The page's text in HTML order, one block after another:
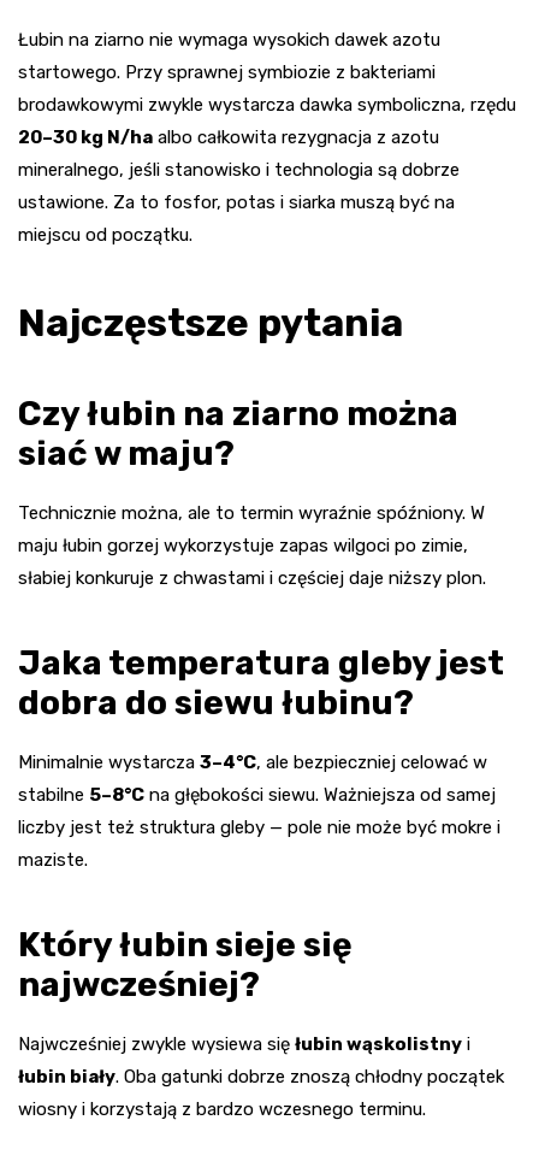
Łubin na ziarno nie wymaga wysokich dawek azotu
startowego. Przy sprawnej symbiozie z bakteriami
brodawkowymi zwykle wystarcza dawka symboliczna, rzędu
20–30 kg N/ha albo całkowita rezygnacja z azotu
mineralnego, jeśli stanowisko i technologia są dobrze
ustawione. Za to fosfor, potas i siarka muszą być na
miejscu od początku.
Najczęstsze pytania
Czy łubin na ziarno można
siać w maju?
Technicznie można, ale to termin wyraźnie spóźniony. W
maju łubin gorzej wykorzystuje zapas wilgoci po zimie,
słabiej konkuruje z chwastami i częściej daje niższy plon.
Jaka temperatura gleby jest
dobra do siewu łubinu?
Minimalnie wystarcza 3–4°C, ale bezpieczniej celować w
stabilne 5–8°C na głębokości siewu. Ważniejsza od samej
liczby jest też struktura gleby — pole nie może być mokre i
maziste.
Który łubin sieje się
najwcześniej?
Najwcześniej zwykle wysiewa się łubin wąskolistny i
łubin biały. Oba gatunki dobrze znoszą chłodny początek
wiosny i korzystają z bardzo wczesnego terminu.